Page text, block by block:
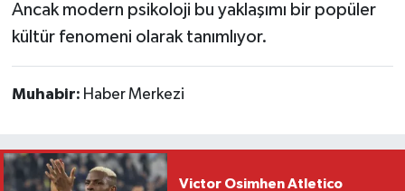
Ancak modern psikoloji bu yaklaşımı bir popüler
kültür fenomeni olarak tanımlıyor.
Muhabir: Haber Merkezi
Victor Osimhen Atletico